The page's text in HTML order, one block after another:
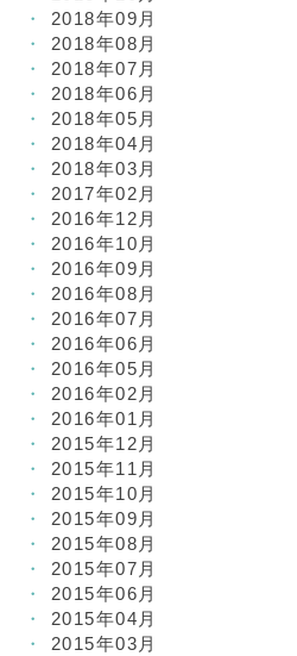
2018年09月
2018年08月
2018年07月
2018年06月
2018年05月
2018年04月
2018年03月
2017年02月
2016年12月
2016年10月
2016年09月
2016年08月
2016年07月
2016年06月
2016年05月
2016年02月
2016年01月
2015年12月
2015年11月
2015年10月
2015年09月
2015年08月
2015年07月
2015年06月
2015年04月
2015年03月